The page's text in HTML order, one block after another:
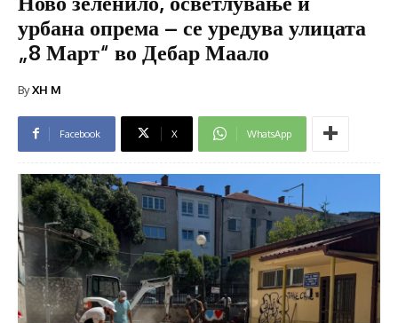
урбана опрема – се уредува улицата
„8 Март“ во Дебар Маало
ByXH M
Facebook X WhatsApp